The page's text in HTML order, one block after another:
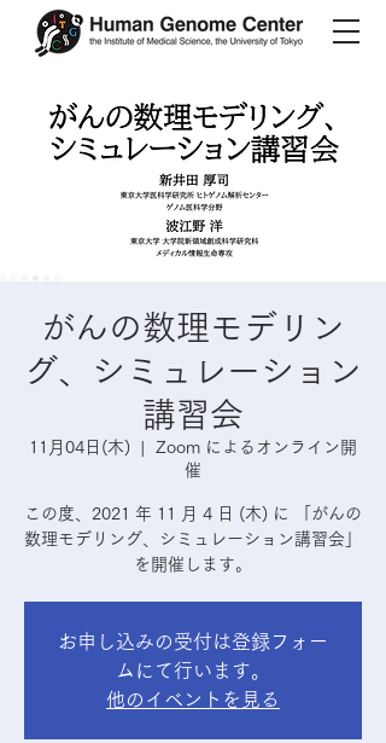
がんの数理モデリン
グ、シミュレーション
講習会
11月04日(木)
Zoom によるオンライン開
催
この度、2021 年 11 月 4 日 (木) に 「がんの
数理モデリング、シミュレーション講習会」
を開催します。
お申し込みの受付は登録フォー
ムにて行います。
他のイベントを見る